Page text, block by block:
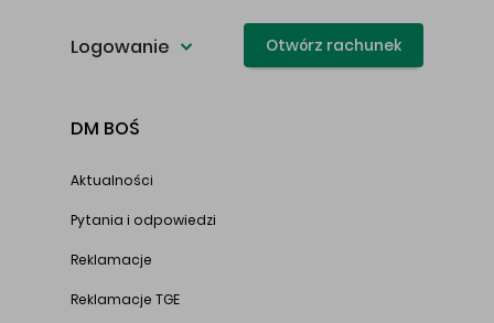
Logowanie Otwórz rachunek
DM BOŚ
Aktualności
Pytania i odpowiedzi
Reklamacje
Reklamacje TGE